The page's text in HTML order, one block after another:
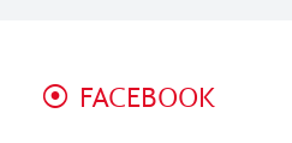
FACEBOOK